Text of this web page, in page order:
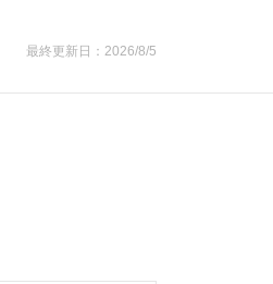
最終更新日：2026/8/5